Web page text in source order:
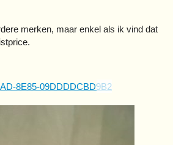
merken, maar enkel als ik vind dat